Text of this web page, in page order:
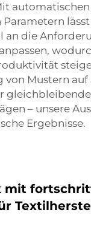
an die
von Mustern
– unsere
Ergebnisse.
mit